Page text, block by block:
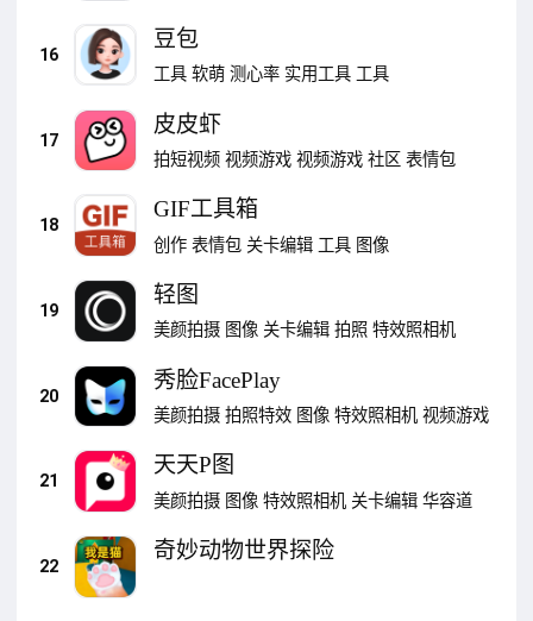
16
豆包
工具 软萌 测心率 实用工具 工具
17
皮皮虾
拍短视频 视频游戏 视频游戏 社区 表情包
18
GIF工具箱
创作 表情包 关卡编辑 工具 图像
19
轻图
美颜拍摄 图像 关卡编辑 拍照 特效照相机
20
秀脸FacePlay
美颜拍摄 拍照特效 图像 特效照相机 视频游戏
21
天天P图
美颜拍摄 图像 特效照相机 关卡编辑 华容道
22
奇妙动物世界探险